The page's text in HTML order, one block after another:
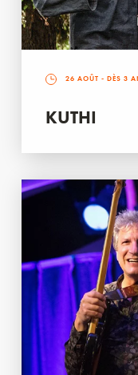
26 AOÛT - DÈS 3
KUTHI